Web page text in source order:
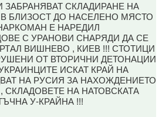
ЗАБРАНЯВАТ СКЛАДИРАНЕ НА
БЛИЗОСТ ДО НАСЕЛЕНО МЯСТО
Е НАРЕДИЛ
С УРАНОВИ СНАРЯДИ ДА СЕ
ВИШНЕВО , КИЕВ !!! СТОТИЦИ
ОТ ВТОРИЧНИ ДЕТОНАЦИИ
ИСКАТ КРАЙ НА
НА РУСИЯ ЗА НАХОЖДЕНИЕТО
СКЛАДОВЕТЕ НА НАТОВСКАТА
У-КРАЙНА !!!